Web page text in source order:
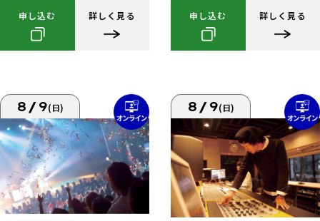
申し込む 詳しく見る 申し込む 詳しく見る
8/9(日) 8/9(日)